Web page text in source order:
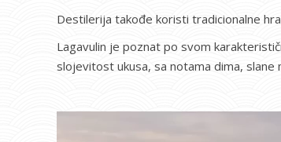
Destilerija takođe koristi tradicionalne
Lagavulin je poznat po svom
slojevitost ukusa, sa notama dima, slane